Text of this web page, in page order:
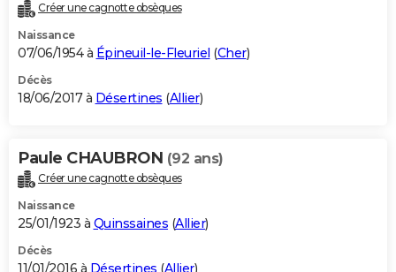
Créer une cagnotte obsèques
Naissance
07/06/1954 à Épineuil-le-Fleuriel (Cher)
Décès
18/06/2017 à Désertines (Allier)
Paule CHAUBRON (92 ans)
Créer une cagnotte obsèques
Naissance
25/01/1923 à Quinssaines (Allier)
Décès
11/01/2016 à Désertines (Allier)